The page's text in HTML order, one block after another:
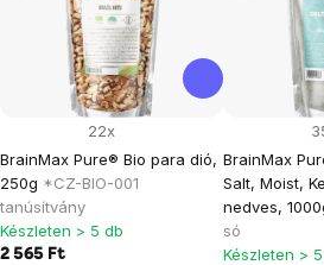
BrainMax Pure® Bio para dió,
250g *CZ-BIO-001
tanúsítvány
22x
Készleten > 5 db
2 565 Ft
BrainMax
Salt, Moist,
nedves,
só
Készleten >